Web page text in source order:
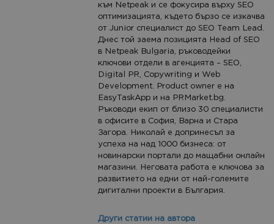
към Netpeak и се фокусира върху SEO
оптимизацията, където бързо се изкачва
от Junior специалист до SEO Team Lead.
Днес той заема позицията Head of SEO
в Netpeak Bulgaria, ръководейки
ключови отдели в агенцията – SEO,
Digital PR, Copywriting и Web
Development. Product owner е на
EasyTaskApp и на PRMarket.bg.
Ръководи екип от близо 30 специалисти
в офисите в София, Варна и Стара
Загора. Николай е допринесъл за
успеха на над 1000 бизнеса: от
новинарски портали до мащабни онлайн
магазини. Неговата работа е ключова за
развитието на едни от най-големите
дигитални проекти в България.
Други статии на автора